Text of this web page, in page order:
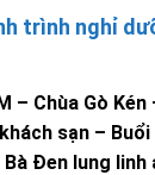
trình nghỉ
– Chùa Gò
sạn –
Đen lung linh